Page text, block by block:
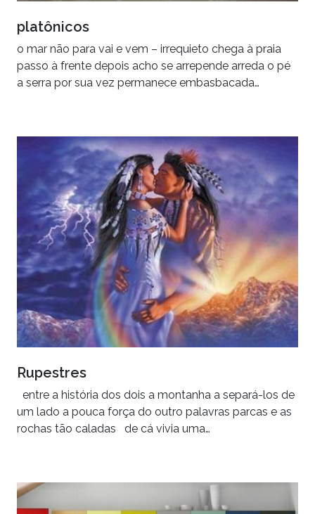
platônicos
o mar não para vai e vem – irrequieto chega à praia
passo à frente depois acho se arrepende arreda o pé
a serra por sua vez permanece embasbacada…
Rupestres
entre a história dos dois a montanha a separá-los de
um lado a pouca força do outro palavras parcas e as
rochas tão caladas de cá vivia uma…